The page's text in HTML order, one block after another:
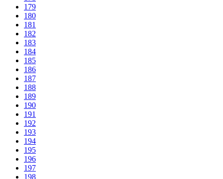
179
180
181
182
183
184
185
186
187
188
189
190
191
192
193
194
195
196
197
198